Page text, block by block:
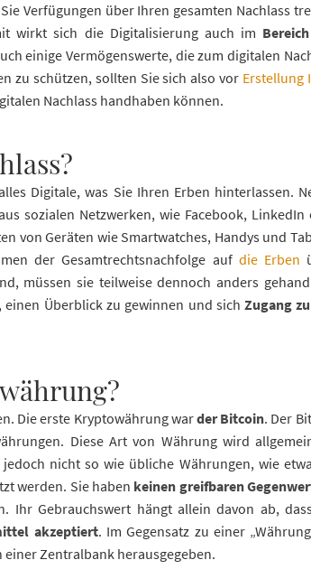
Verfügungen über Ihren gesamten Nachlass
wirkt sich die Digitalisierung auch im
einige Vermögenswerte, die zum digitalen
zu schützen, sollten Sie sich also vor Erstellung
Nachlass handhaben können.
Digitale, was Sie Ihren Erben hinterlassen.
sozialen Netzwerken, wie Facebook, LinkedIn
von Geräten wie Smartwatches, Handys und
der Gesamtrechtsnachfolge auf die Erben
müssen sie teilweise dennoch anders
einen Überblick zu gewinnen und sichZugang
Die erste Kryptowährung warder Bitcoin. Der
Diese Art von Währung wird
nicht so wie übliche Währungen, wie
werden. Sie haben keinen greifbaren
Ihr Gebrauchswert hängt allein davon ab,
akzeptiert. Im Gegensatz zu einer
Zentralbank herausgegeben.